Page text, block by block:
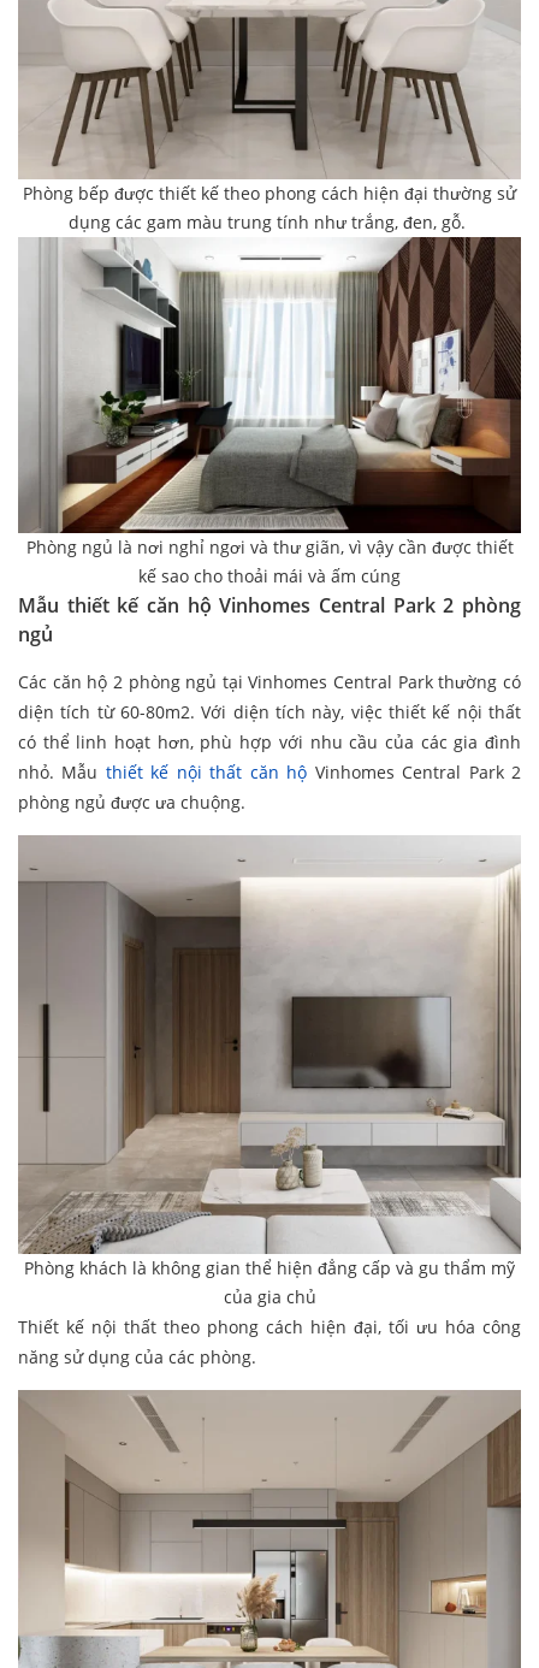
Phòng bếp được thiết kế theo phong cách hiện đại thường sử
dụng các gam màu trung tính như trắng, đen, gỗ.
Phòng ngủ là nơi nghỉ ngơi và thư giãn, vì vậy cần được thiết
kế sao cho thoải mái và ấm cúng
Mẫu thiết kế căn hộ Vinhomes Central Park 2 phòng
ngủ
Các căn hộ 2 phòng ngủ tại Vinhomes Central Park thường có
diện tích từ 60-80m2. Với diện tích này, việc thiết kế nội thất
có thể linh hoạt hơn, phù hợp với nhu cầu của các gia đình
nhỏ. Mẫu thiết kế nội thất căn hộ Vinhomes Central Park 2
phòng ngủ được ưa chuộng.
Phòng khách là không gian thể hiện đẳng cấp và gu thẩm mỹ
của gia chủ
Thiết kế nội thất theo phong cách hiện đại, tối ưu hóa công
năng sử dụng của các phòng.